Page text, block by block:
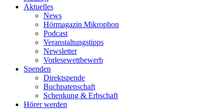
Aktuelles
News
Hörmagazin Mikrophon
Podcast
Veranstaltungstipps
Newsletter
Vorlesewettbewerb
Spenden
Direktspende
Buchpatenschaft
Schenkung & Erbschaft
Hörer werden